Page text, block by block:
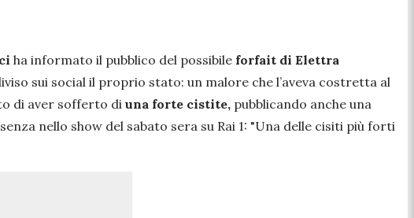
ha informato il pubblico del possibile forfait di Elettra
sui social il proprio stato: un malore che l’aveva costretta al
di aver sofferto di una forte cistite, pubblicando anche una
nello show del sabato sera su Rai 1: "Una delle cisiti più forti